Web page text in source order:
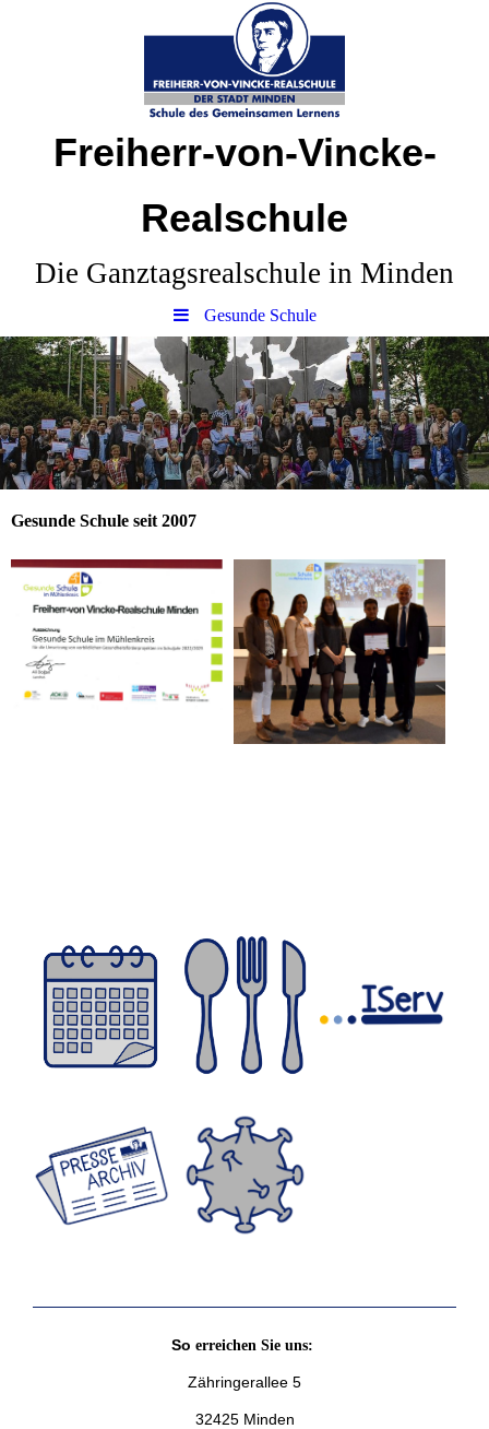
Freiherr-von-Vincke-
Realschule
Die Ganztagsrealschule in Minden
Gesunde Schule
Gesunde Schule seit 2007
So erreichen Sie uns:
Zähringerallee 5
32425 Minden